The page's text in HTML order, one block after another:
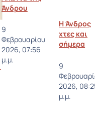
Άνδρου
9
Φεβρουαρίου
2026, 07:56
μ.μ.
Η Άνδρος
χτες και
σήμερα
9
2026,
μ.μ.